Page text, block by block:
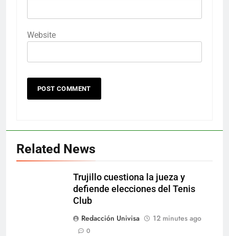
Website
Related News
Trujillo cuestiona la jueza y
defiende elecciones del Tenis
Club
Redacción Univisa
12 minutes ago
0